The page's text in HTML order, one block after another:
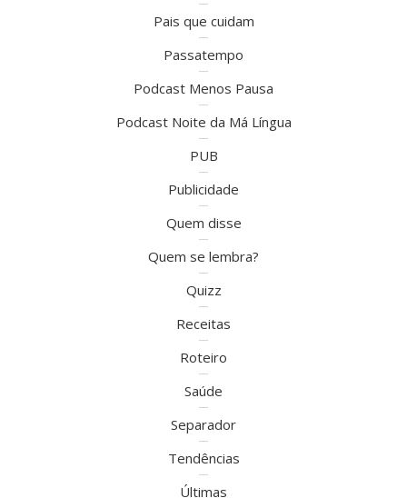
Pais que cuidam
Passatempo
Podcast Menos Pausa
Podcast Noite da Má Língua
PUB
Publicidade
Quem disse
Quem se lembra?
Quizz
Receitas
Roteiro
Saúde
Separador
Tendências
Últimas